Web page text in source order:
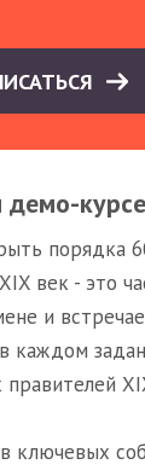
демо-
порядка
век - это
и
каждом
ключевых